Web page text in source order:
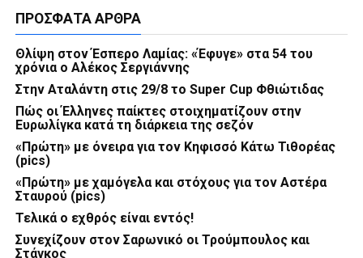
ΠΡΌΣΦΑΤΑ ΆΡΘΡΑ
Θλίψη στον Έσπερο Λαμίας: «Έφυγε» στα 54 του
χρόνια ο Αλέκος Σεργιάννης
Στην Αταλάντη στις 29/8 το Super Cup Φθιώτιδας
Πώς οι Έλληνες παίκτες στοιχηματίζουν στην
Ευρωλίγκα κατά τη διάρκεια της σεζόν
«Πρώτη» με όνειρα για τον Κηφισσό Κάτω Τιθορέας
(pics)
«Πρώτη» με χαμόγελα και στόχους για τον Αστέρα
Σταυρού (pics)
Τελικά ο εχθρός είναι εντός!
Συνεχίζουν στον Σαρωνικό οι Τρούμπουλος και
Στάγκος